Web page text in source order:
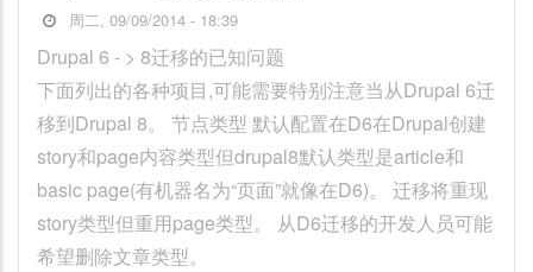
周二, 09/09/2014 - 18:39
Drupal 6 - > 8迁移的已知问题
下面列出的各种项目,可能需要特别注意当从Drupal 6迁
移到Drupal 8。 节点类型 默认配置在D6在Drupal创建
story和page内容类型但drupal8默认类型是article和
basic page(有机器名为“页面”就像在D6)。 迁移将重现
story类型但重用page类型。 从D6迁移的开发人员可能
希望删除文章类型。